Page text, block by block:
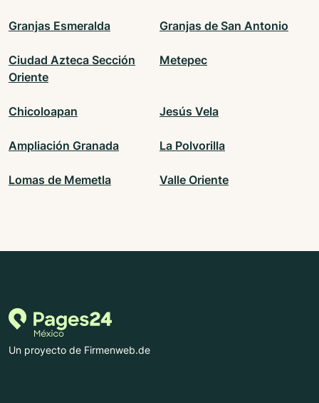
Granjas Esmeralda Granjas de San Antonio
Ciudad Azteca Sección
Oriente
Metepec
Chicoloapan Jesús Vela
Ampliación Granada La Polvorilla
Lomas de Memetla Valle Oriente
Un proyecto de Firmenweb.de